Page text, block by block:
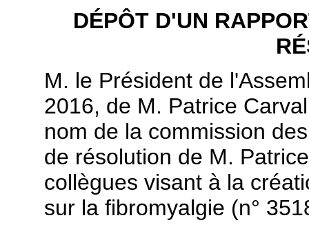
DÉPÔT D'UN
M. le Président de
2016, de M. Patrice
nom de la commission
de résolution de M.
collègues visant à la
sur la fibromyalgie (n°